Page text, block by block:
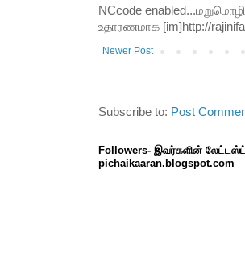
NCcode
உதாரணமாக [im]http://
Newer Post
Subscribe to: Post
Followers- இவர்களின்
pichaikaaran.blogspot.com